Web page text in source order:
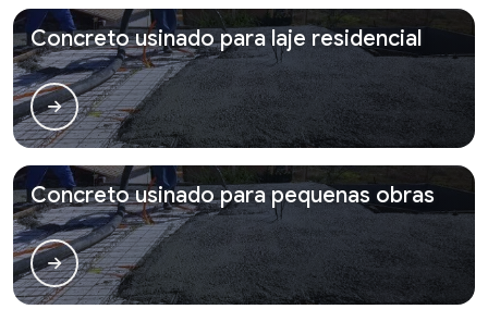
Concreto usinado para laje residencial
Concreto usinado para pequenas obras